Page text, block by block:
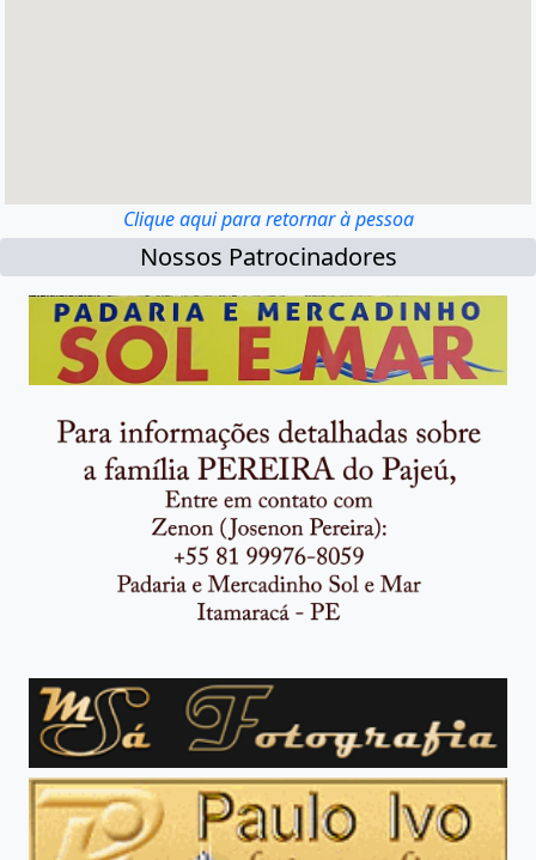
Clique aqui para retornar à pessoa
Nossos Patrocinadores